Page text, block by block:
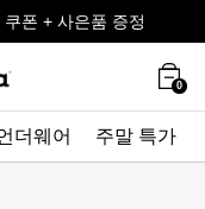
스폰 + 사은품 증정
스
0
더웨어 주말 특가